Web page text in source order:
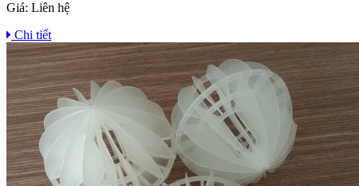
Giá: Liên hệ
Chi tiết